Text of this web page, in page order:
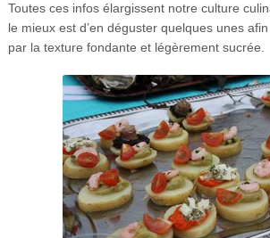
Toutes ces infos élargissent notre culture
le mieux est d’en déguster quelques unes
par la texture fondante et légèrement sucrée.